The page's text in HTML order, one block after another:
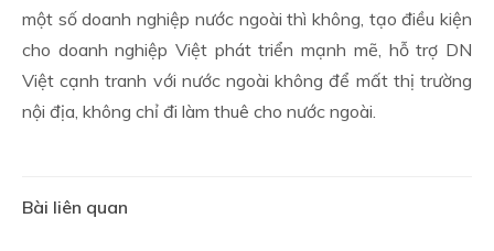
một số doanh nghiệp nước ngoài thì không, tạo điều kiện
cho doanh nghiệp Việt phát triển mạnh mẽ, hỗ trợ DN
Việt cạnh tranh với nước ngoài không để mất thị trường
nội địa, không chỉ đi làm thuê cho nước ngoài.
Bài liên quan